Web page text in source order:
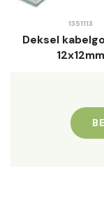
1351113
Deksel
12x12mm